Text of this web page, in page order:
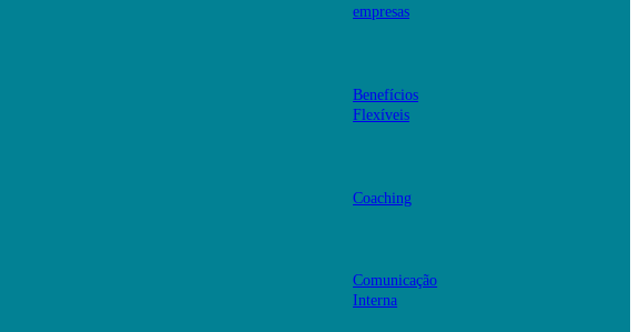
empresas
Benefícios
Flexíveis
Coaching
Comunicação
Interna